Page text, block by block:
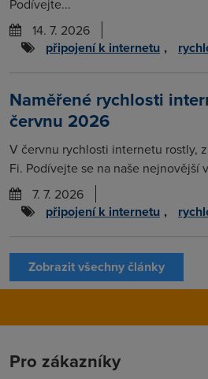
Podívejte...
14. 7. 2026
připojení k internetu ,
Naměřené rychlosti
červnu 2026
V červnu rychlosti internetu rostly,
Fi. Podívejte se na naše nejnovější
7. 7. 2026
připojení k internetu ,
Zobrazit všechny články
Pro zákazníky